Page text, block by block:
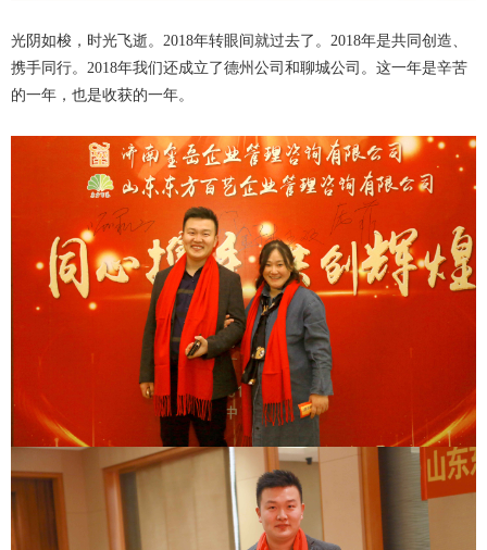
光阴如梭，时光飞逝。2018年转眼间就过去了。2018年是共同创造、
携手同行。2018年我们还成立了德州公司和聊城公司。这一年是辛苦
的一年，也是收获的一年。